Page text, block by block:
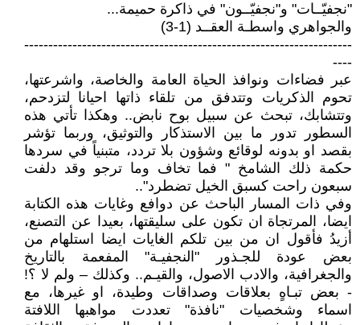
"نجفيّــات" و"نجفيّــون" في ذاكرة حميمة...
والجواهري واسطـة العقــد (1-3)
--------------------------------------------------------------------
----
عبر فضاءات ونوافذ الحياة العامة والخاصة، واشرعتها،
تحوم الذكريات وتتدفق من تلقاء ذاتها احيانا لتزدحم،
وتتشابك، تبحث عن سبيل بوح نابض.. وهكذا تأتي هذه
السطور تدور ما بين الاستذكار والتوثيق، وربما تؤشر
بقصد او بدونه لوقائع وشؤون بلا تردد، متبنياً في سردها
حكمة ذلك الشامخ " فما تخاف وما ترجو وقد دلفت
سبعون راحت كسبق الخيل تضطرد"..
وفي ذات المسار الباحث عن دوافع وغايات هذه الكتابة
ايضا، المرتجاة ان تكون على سليقتها، بعيدا عن التصنع،
أزيدُ فأقول ان من بين تلكم الغايات ايضا استلهام من
بعض عودة للجـذور "النجفيـة" المفعمة بالتاريخ
والجغرافية، والادب الاصول، والقيـم.. وكذلك – ولم لا ؟!
- بعض تبـاهٍ بعلاقات وصداقات وطيدة، او غيرها، مع
اسماء وشخصيات "نافذة" تعددت مواهبها اللافتة